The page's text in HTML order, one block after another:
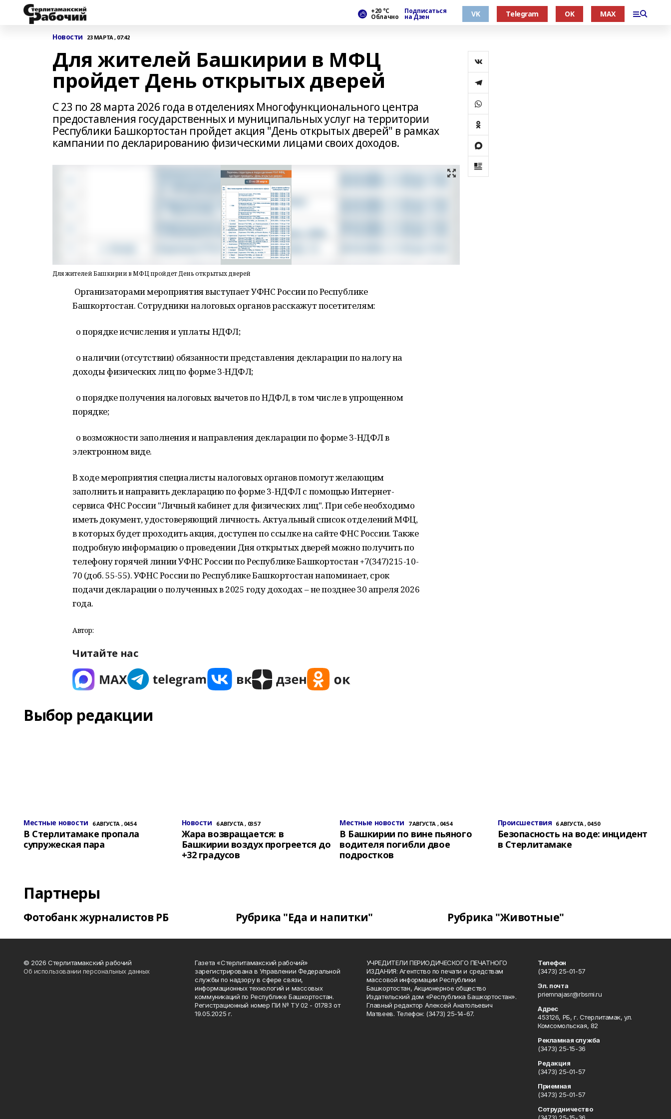
+20 °С
Облачно
Подписаться
на Дзен VK Telegram OK MAX
Новости 23 МАРТА , 07:42
Для жителей Башкирии в МФЦ
пройдет День открытых дверей
С 23 по 28 марта 2026 года в отделениях Многофункционального центра
предоставления государственных и муниципальных услуг на территории
Республики Башкортостан пройдет акция "День открытых дверей" в рамках
кампании по декларированию физическими лицами своих доходов.
Для жителей Башкирии в МФЦ пройдет День открытых дверей
Организаторами мероприятия выступает УФНС России по Республике
Башкортостан. Сотрудники налоговых органов расскажут посетителям:
о порядке исчисления и уплаты НДФЛ;
о наличии (отсутствии) обязанности представления декларации по налогу на
доходы физических лиц по форме 3-НДФЛ;
о порядке получения налоговых вычетов по НДФЛ, в том числе в упрощенном
порядке;
о возможности заполнения и направления декларации по форме 3-НДФЛ в
электронном виде.
В ходе мероприятия специалисты налоговых органов помогут желающим
заполнить и направить декларацию по форме 3-НДФЛ с помощью Интернет-
сервиса ФНС России "Личный кабинет для физических лиц". При себе необходимо
иметь документ, удостоверяющий личность. Актуальный список отделений МФЦ,
в которых будет проходить акция, доступен по ссылке на сайте ФНС России. Также
подробную информацию о проведении Дня открытых дверей можно получить по
телефону горячей линии УФНС России по Республике Башкортостан +7(347)215-10-
70 (доб. 55-55). УФНС России по Республике Башкортостан напоминает, срок
подачи декларации о полученных в 2025 году доходах – не позднее 30 апреля 2026
года.
Автор:
Читайте нас
Выбор редакции
Местные новости 6 АВГУСТА , 04:54
В Стерлитамаке пропала
супружеская пара
Новости 6 АВГУСТА , 03:57
Жара возвращается: в
Башкирии воздух прогреется до
+32 градусов
Местные новости 7 АВГУСТА , 04:54
В Башкирии по вине пьяного
водителя погибли двое
подростков
Происшествия 6 АВГУСТА , 04:50
Безопасность на воде: инцидент
в Стерлитамаке
Партнеры
Фотобанк журналистов РБ Рубрика "Еда и напитки" Рубрика "Животные"
© 2026 Стерлитамакский рабочий
Об использовании персональных данных
Газета «Стерлитамакский рабочий»
зарегистрирована в Управлении Федеральной
службы по надзору в сфере связи,
информационных технологий и массовых
коммуникаций по Республике Башкортостан.
Регистрационный номер ПИ № ТУ 02 - 01783 от
19.05.2025 г.
УЧРЕДИТЕЛИ ПЕРИОДИЧЕСКОГО ПЕЧАТНОГО
ИЗДАНИЯ: Агентство по печати и средствам
массовой информации Республики
Башкортостан, Акционерное общество
Издательский дом «Республика Башкортостан».
Главный редактор Алексей Анатольевич
Матвеев. Телефон: (3473) 25-14-67.
Телефон
(3473) 25-01-57
Эл. почта
priemnajasr@rbsmi.ru
Адрес
453126, РБ, г. Стерлитамак, ул.
Комсомольская, 82
Рекламная служба
(3473) 25-15-36
Редакция
(3473) 25-01-57
Приемная
(3473) 25-01-57
Сотрудничество